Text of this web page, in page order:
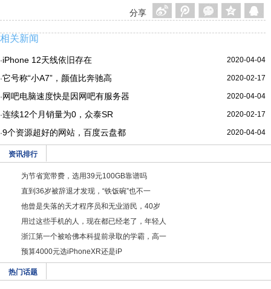
分享
相关新闻
2020-04-04
·iPhone 12天线依旧存在
2020-02-17
·它号称“小A7”，颜值比奔驰高
2020-04-04
·网吧电脑速度快是因网吧有服务器
2020-02-17
·连续12个月销量为0，众泰SR
2020-04-04
·9个资源超好的网站，百度云盘都
资讯排行
为节省宽带费，选用39元100GB靠谱吗
直到36岁被辞退才发现，“铁饭碗”也不一
他曾是失落的天才程序员和无业游民，40岁
用过这些手机的人，现在都已经老了，年轻人
浙江第一个被哈佛本科提前录取的学霸，高一
预算4000元选iPhoneXR还是iP
热门话题